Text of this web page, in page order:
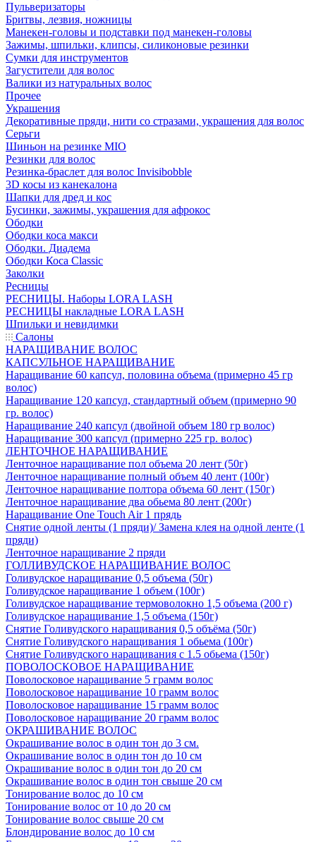
Пульверизаторы
Бритвы, лезвия, ножницы
Манекен-головы и подставки под манекен-головы
Зажимы, шпильки, клипсы, силиконовые резинки
Сумки для инструментов
Загустители для волос
Валики из натуральных волос
Прочее
Украшения
Декоративные пряди, нити со стразами, украшения для волос
Серьги
Шиньон на резинке MIO
Резинки для волос
Резинка-браслет для волос Invisibobble
3D косы из канекалона
Шапки для дред и кос
Бусинки, зажимы, украшения для афрокос
Ободки
Ободки коса макси
Ободки. Диадема
Ободки Коса Classic
Заколки
Ресницы
РЕСНИЦЫ. Наборы LORA LASH
РЕСНИЦЫ накладные LORA LASH
Шпильки и невидимки
Салоны
НАРАЩИВАНИЕ ВОЛОС
КАПСУЛЬНОЕ НАРАЩИВАНИЕ
Наращивание 60 капсул, половина объема (примерно 45 гр
волос)
Наращивание 120 капсул, стандартный объем (примерно 90
гр. волос)
Наращивание 240 капсул (двойной объем 180 гр волос)
Наращивание 300 капсул (примерно 225 гр. волос)
ЛЕНТОЧНОЕ НАРАЩИВАНИЕ
Ленточное наращивание пол объема 20 лент (50г)
Ленточное наращивание полный объем 40 лент (100г)
Ленточное наращивание полтора объема 60 лент (150г)
Ленточное наращивание два обьема 80 лент (200г)
Наращивание One Touch Air 1 прядь
Снятие одной ленты (1 пряди)/ Замена клея на одной ленте (1
пряди)
Ленточное наращивание 2 пряди
ГОЛЛИВУДСКОЕ НАРАЩИВАНИЕ ВОЛОС
Голивудское наращивание 0,5 объема (50г)
Голивудское наращивание 1 объем (100г)
Голивудское наращивание термоволокно 1,5 объема (200 г)
Голивудское наращивание 1,5 объема (150г)
Снятие Голивудского наращивания 0,5 объёма (50г)
Снятие Голивудского наращивания 1 обьема (100г)
Снятие Голивудского наращивания с 1.5 обьема (150г)
ПОВОЛОСКОВОЕ НАРАЩИВАНИЕ
Поволосковое наращивание 5 грамм волос
Поволосковое наращивание 10 грамм волос
Поволосковое наращивание 15 грамм волос
Поволосковое наращивание 20 грамм волос
ОКРАШИВАНИЕ ВОЛОС
Окрашивание волос в один тон до 3 см.
Окрашивание волос в один тон до 10 см
Окрашивание волос в один тон до 20 см
Окрашивание волос в один тон свыше 20 см
Тонирование волос до 10 см
Тонирование волос от 10 до 20 см
Тонирование волос свыше 20 см
Блондирование волос до 10 см